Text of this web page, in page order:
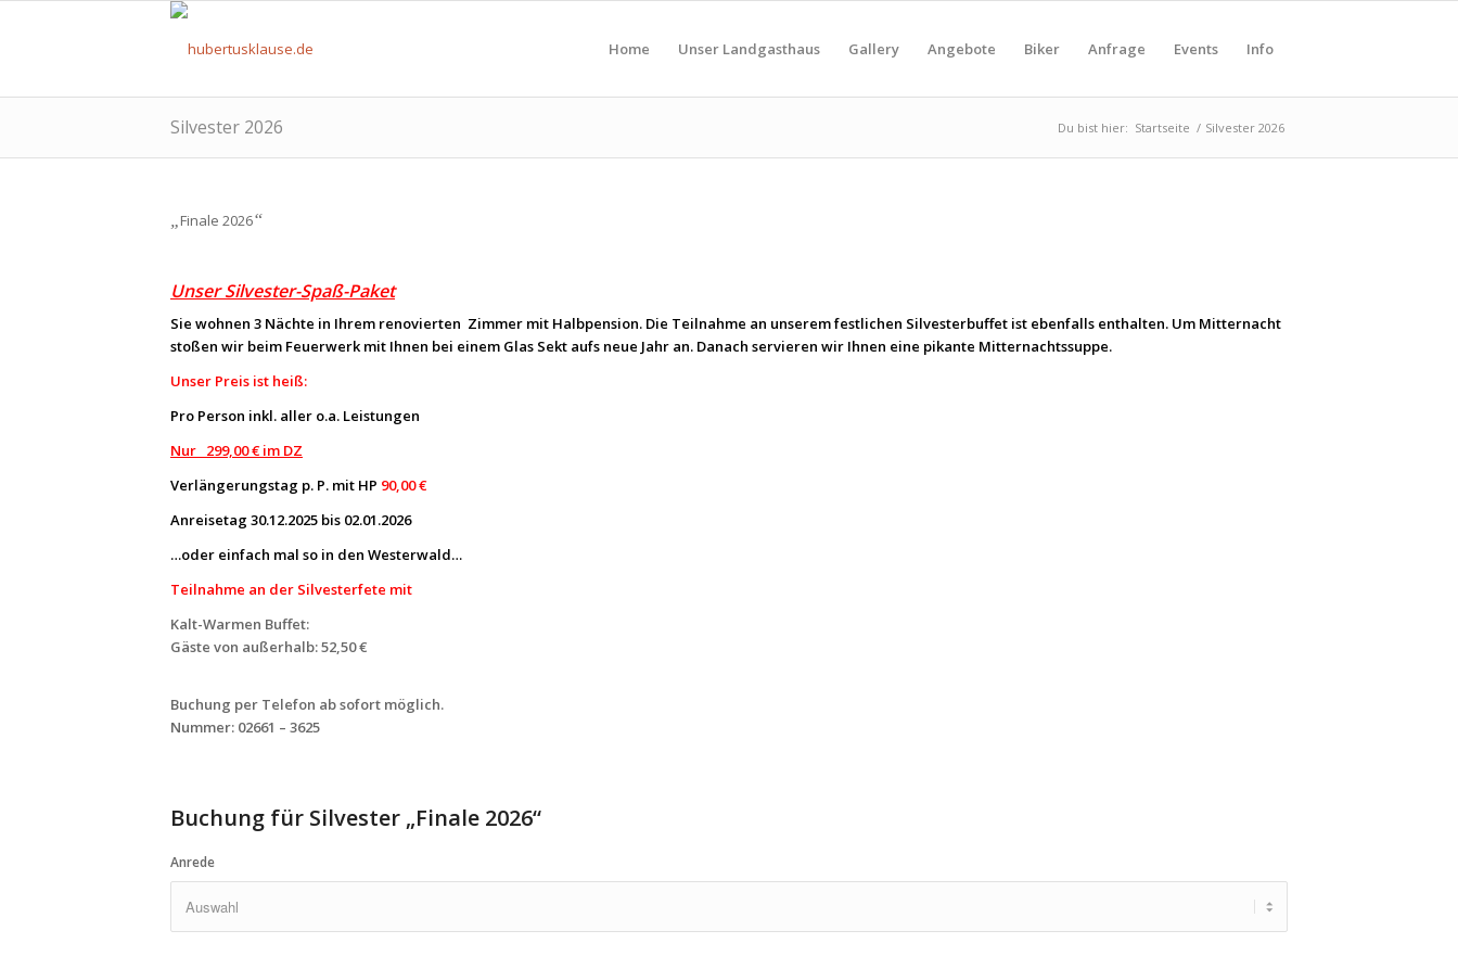
Home Unser Landgasthaus Gallery Angebote Biker Anfrage Events Info
Silvester 2026 Du bist hier: Startseite / Silvester 2026
„Finale 2026“
Unser Silvester-Spaß-Paket
Sie wohnen 3 Nächte in Ihrem renovierten Zimmer mit Halbpension. Die Teilnahme an unserem festlichen Silvesterbuffet ist ebenfalls enthalten. Um Mitternacht
stoßen wir beim Feuerwerk mit Ihnen bei einem Glas Sekt aufs neue Jahr an. Danach servieren wir Ihnen eine pikante Mitternachtssuppe.
Unser Preis ist heiß:
Pro Person inkl. aller o.a. Leistungen
Nur 299,00 € im DZ
Verlängerungstag p. P. mit HP 90,00 €
Anreisetag 30.12.2025 bis 02.01.2026
…oder einfach mal so in den Westerwald…
Teilnahme an der Silvesterfete mit
Kalt-Warmen Buffet:
Gäste von außerhalb: 52,50 €
Buchung per Telefon ab sofort möglich.
Nummer: 02661 – 3625
Buchung für Silvester „Finale 2026“
Anrede